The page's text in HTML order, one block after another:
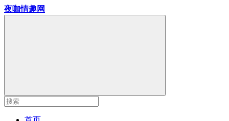
夜咖情趣网